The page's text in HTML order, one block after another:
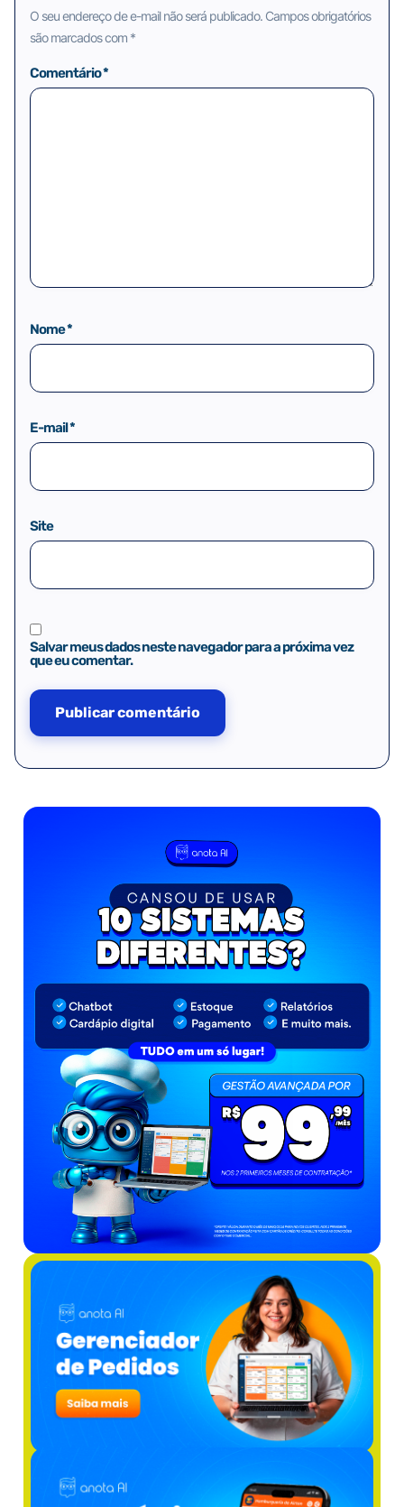
O seu endereço de e-mail não será publicado. Campos obrigatórios
são marcados com *
Comentário*
Nome*
E-mail*
Site
Salvar meus dados neste navegador para a próxima vez
que eu comentar.